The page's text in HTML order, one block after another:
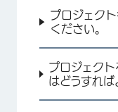
プロジェク
ください。
プロジェクト
はどうすれ